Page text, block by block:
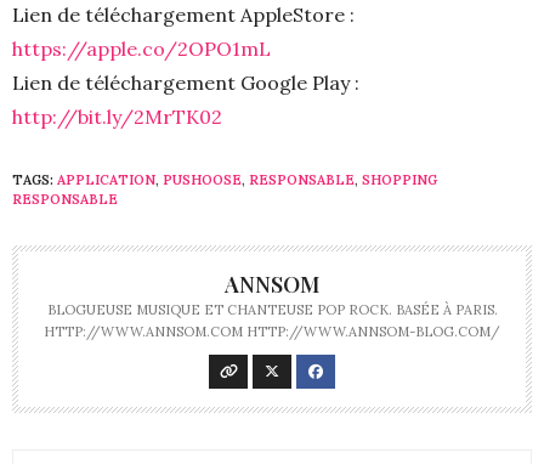
Lien de téléchargement AppleStore :
https://apple.co/2OPO1mL
Lien de téléchargement Google Play :
http://bit.ly/2MrTK02
TAGS: APPLICATION, PUSHOOSE, RESPONSABLE, SHOPPING
RESPONSABLE
ANNSOM
BLOGUEUSE MUSIQUE ET CHANTEUSE POP ROCK. BASÉE À PARIS.
HTTP://WWW.ANNSOM.COM HTTP://WWW.ANNSOM-BLOG.COM/